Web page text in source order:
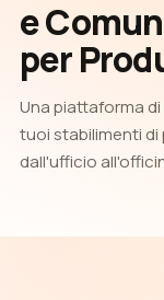
e
per
Una piattaforma
tuoi stabilimenti
dall'ufficio